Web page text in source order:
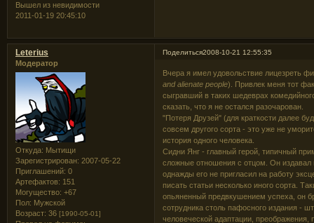
Вышел из невидимости
2011-01-19 20:45:10
Поделиться2008-10-21 12:55:35
Leterius
Модератор
Откуда: Мытищи
Зарегистрирован: 2007-05-22
Приглашений: 0
Артефактов: 151
Могущество: +67
Пол: Мужской
Возраст: 36 [1990-05-01]
Вчера я имел удовольствие лицезреть
and alienate people). Привлек меня тот
сыгравший в таких шедеврах
сказать, что я не остался разочарован.
"Потеря Друзей" (для краткости далее
совсем другого сорта - это уже не
история одного человека.
Сидни Янг - главный герой, типичный
сложные отношения с отцом. Он издавал
однажды его не пригласил на работу
писать статьи несколько иного сорта.
опьяненный предвкушением успеха, он
сотрудника столь пафосного издания -
человеческой адаптации,